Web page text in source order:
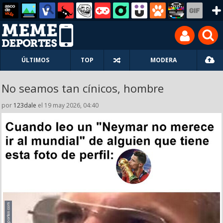
ÚLTIMOS TOP MODERA
No seamos tan cínicos, hombre
por 123dale el 19 may 2026, 04:40